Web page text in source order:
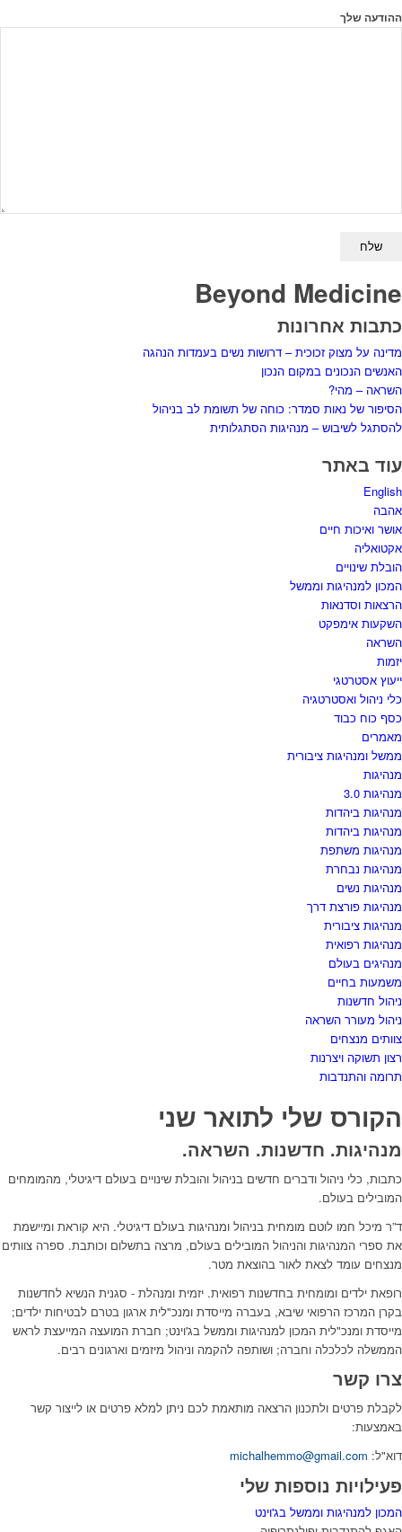
ההודעה שלך
Beyond Medicine
כתבות אחרונות
מדינה על מצוק זכוכית – דרושות נשים בעמדות הנהגה
האנשים הנכונים במקום הנכון
השראה – מהי?
הסיפור של נאות סמדר: כוחה של תשומת לב בניהול
להסתגל לשיבוש – מנהיגות הסתגלותית
עוד באתר
English
אהבה
אושר ואיכות חיים
אקטואליה
הובלת שינויים
המכון למנהיגות וממשל
הרצאות וסדנאות
השקעות אימפקט
השראה
יזמות
ייעוץ אסטרטגי
כלי ניהול ואסטרטגיה
כסף כוח כבוד
מאמרים
ממשל ומנהיגות ציבורית
מנהיגות
מנהיגות 3.0
מנהיגות ביהדות
מנהיגות ביהדות
מנהיגות משתפת
מנהיגות נבחרת
מנהיגות נשים
מנהיגות פורצת דרך
מנהיגות ציבורית
מנהיגות רפואית
מנהיגים בעולם
משמעות בחיים
ניהול חדשנות
ניהול מעורר השראה
צוותים מנצחים
רצון תשוקה ויצרנות
תרומה והתנדבות
הקורס שלי לתואר שני
מנהיגות. חדשנות. השראה.
כתבות, כלי ניהול ודברים חדשים בניהול והובלת שינויים בעולם דיגיטלי, מהמומחים
המובילים בעולם.
ד”ר מיכל חמו לוטם מומחית בניהול ומנהיגות בעולם דיגיטלי. היא קוראת ומיישמת
את ספרי המנהיגות והניהול המובילים בעולם, מרצה בתשלום וכותבת. ספרה צוותים
מנצחים עומד לצאת לאור בהוצאת מטר.
רופאת ילדים ומומחית בחדשנות רפואית. יזמית ומנהלת - סגנית הנשיא לחדשנות
בקרן המרכז הרפואי שיבא, בעברה מייסדת ומנכ"לית ארגון בטרם לבטיחות ילדים;
מייסדת ומנכ"לית המכון למנהיגות וממשל בג'וינט; חברת המועצה המייעצת לראש
הממשלה לכלכלה וחברה; ושותפה להקמה וניהול מיזמים וארגונים רבים.
צרו קשר
לקבלת פרטים ולתכנון הרצאה מותאמת לכם ניתן למלא פרטים או לייצור קשר
באמצעות:
דוא"ל: michalhemmo@gmail.com
פעילויות נוספות שלי
המכון למנהיגות וממשל בג'וינט